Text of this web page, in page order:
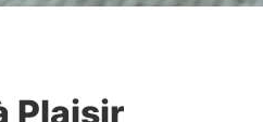
Plaisir